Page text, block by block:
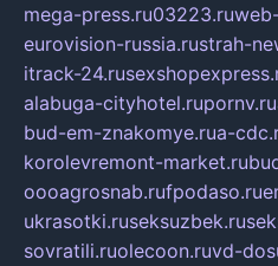
mega-press.ru03223.ru
eurovision-russia.rustrah-
itrack-24.ru
alabuga-cityhotel.rupornv.ru
bud-em-znakomye.rua-
korolevremont-market.ru
oooagrosnab.rufpodaso.ru
ukrasotki.ruseksuzbek.ru
sovratili.ruolecoon.ruvd-